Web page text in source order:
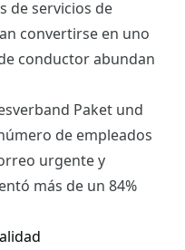
de servicios de
convertirse en uno
conductor abundan
Paket und
de empleados
urgente y
más de un 84%